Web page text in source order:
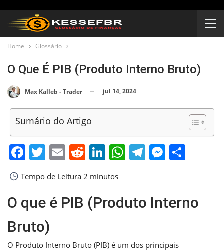
Home Glossário
O Que É PIB (Produto Interno Bruto)
Max Kalleb - Trader jul 14, 2024
Sumário do Artigo
Facebook
Twitter
EmailReddit
LinkedIn
WhatsApp
Telegram
Tempo de Leitura 2 minutos
O que é PIB (Produto Interno
Bruto)
O Produto Interno Bruto (PIB) é um dos principais